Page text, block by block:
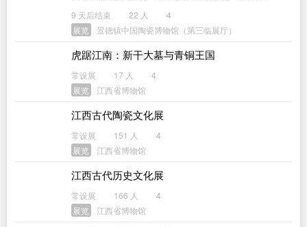
9 天后结束 22 人
4
展览
景德镇中国陶瓷博物馆（第三临展厅）
虎踞江南：新干大墓与青铜王国
常设展 17 人
4
展览
江西省博物馆
江西古代陶瓷文化展
常设展 151 人
4
展览
江西省博物馆
江西古代历史文化展
常设展 166 人
4
展览
江西省博物馆